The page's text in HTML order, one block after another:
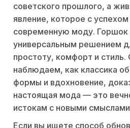
советского прошлого, а
явление, которое с
современную моду. Горшок
универсальным решением
простоту, комфорт и
наблюдаем, как классика
формы и вдохновение,
настоящая мода — это
истокам с новыми
Если вы ищете способ